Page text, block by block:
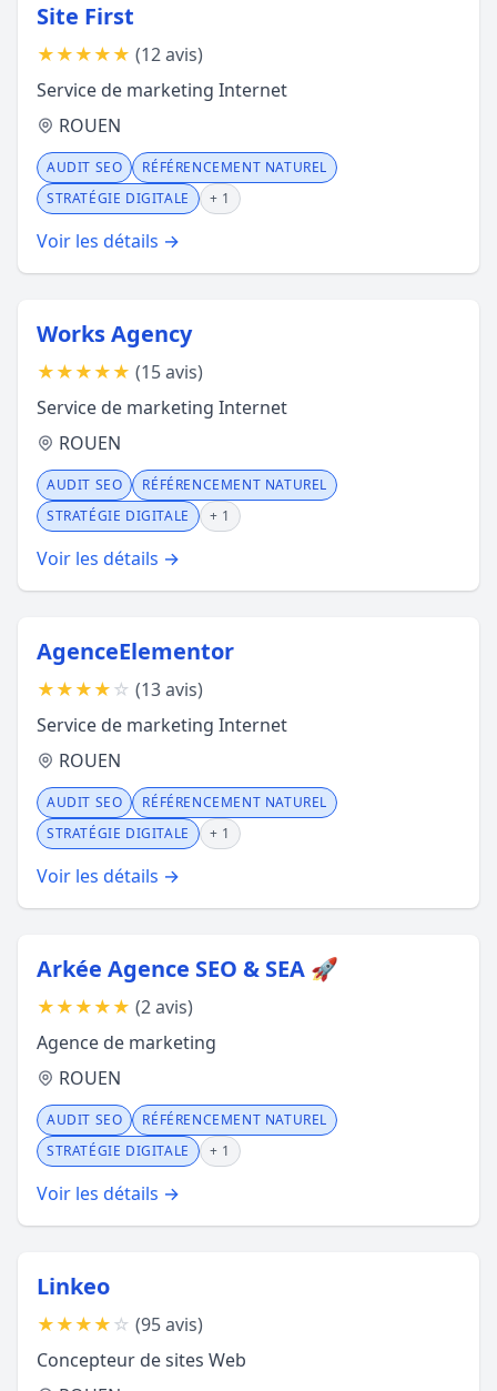
Site First
★★★★★ (12 avis)
Service de marketing Internet
ROUEN
AUDIT SEO
RÉFÉRENCEMENT NATUREL
STRATÉGIE DIGITALE
+ 1
Voir les détails →
Works Agency
★★★★★ (15 avis)
Service de marketing Internet
ROUEN
AUDIT SEO
RÉFÉRENCEMENT NATUREL
STRATÉGIE DIGITALE
+ 1
Voir les détails →
AgenceElementor
★★★★☆ (13 avis)
Service de marketing Internet
ROUEN
AUDIT SEO
RÉFÉRENCEMENT NATUREL
STRATÉGIE DIGITALE
+ 1
Voir les détails →
Arkée Agence SEO & SEA 🚀
★★★★★ (2 avis)
Agence de marketing
ROUEN
AUDIT SEO
RÉFÉRENCEMENT NATUREL
STRATÉGIE DIGITALE
+ 1
Voir les détails →
Linkeo
★★★★☆ (95 avis)
Concepteur de sites Web